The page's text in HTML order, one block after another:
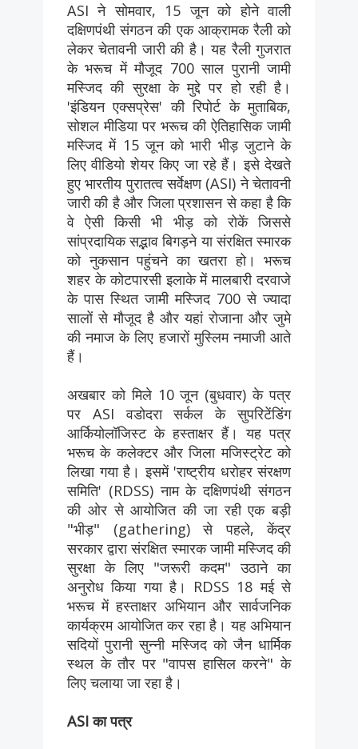
ASI ने सोमवार, 15 जून को होने वाली
दक्षिणपंथी संगठन की एक आक्रामक रैली को
लेकर चेतावनी जारी की है। यह रैली गुजरात
के भरूच में मौजूद 700 साल पुरानी जामी
मस्जिद की सुरक्षा के मुद्दे पर हो रही है।
'इंडियन एक्सप्रेस' की रिपोर्ट के मुताबिक,
सोशल मीडिया पर भरूच की ऐतिहासिक जामी
मस्जिद में 15 जून को भारी भीड़ जुटाने के
लिए वीडियो शेयर किए जा रहे हैं। इसे देखते
हुए भारतीय पुरातत्व सर्वेक्षण (ASI) ने चेतावनी
जारी की है और जिला प्रशासन से कहा है कि
वे ऐसी किसी भी भीड़ को रोकें जिससे
सांप्रदायिक सद्भाव बिगड़ने या संरक्षित स्मारक
को नुकसान पहुंचने का खतरा हो। भरूच
शहर के कोटपारसी इलाके में मालबारी दरवाजे
के पास स्थित जामी मस्जिद 700 से ज्यादा
सालों से मौजूद है और यहां रोजाना और जुमे
की नमाज के लिए हजारों मुस्लिम नमाजी आते
हैं।
अखबार को मिले 10 जून (बुधवार) के पत्र
पर ASI वडोदरा सर्कल के सुपरिटेंडिंग
आर्कियोलॉजिस्ट के हस्ताक्षर हैं। यह पत्र
भरूच के कलेक्टर और जिला मजिस्ट्रेट को
लिखा गया है। इसमें 'राष्ट्रीय धरोहर संरक्षण
समिति' (RDSS) नाम के दक्षिणपंथी संगठन
की ओर से आयोजित की जा रही एक बड़ी
"भीड़" (gathering) से पहले, केंद्र
सरकार द्वारा संरक्षित स्मारक जामी मस्जिद की
सुरक्षा के लिए "जरूरी कदम" उठाने का
अनुरोध किया गया है। RDSS 18 मई से
भरूच में हस्ताक्षर अभियान और सार्वजनिक
कार्यक्रम आयोजित कर रहा है। यह अभियान
सदियों पुरानी सुन्नी मस्जिद को जैन धार्मिक
स्थल के तौर पर "वापस हासिल करने" के
लिए चलाया जा रहा है।
ASI का पत्र